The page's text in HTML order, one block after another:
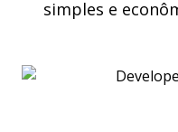
simples e